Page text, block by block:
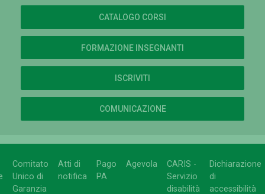
CATALOGO CORSI
FORMAZIONE INSEGNANTI
ISCRIVITI
COMUNICAZIONE
Comitato
Unico di
Garanzia
Atti di
notifica
Pago
PA
Agevola
CARIS -
Servizio
disabilità
Dichiarazione
di
accessibilità